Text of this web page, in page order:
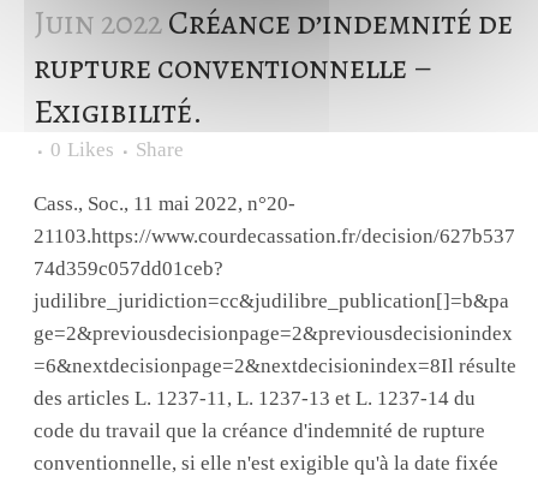
Juin 2022Créance d’indemnité de
rupture conventionnelle –
Exigibilité.
0 Likes Share
Cass., Soc., 11 mai 2022, n°20-
21103.https://www.courdecassation.fr/decision/627b537
74d359c057dd01ceb?
judilibre_juridiction=cc&judilibre_publication[]=b&pa
ge=2&previousdecisionpage=2&previousdecisionindex
=6&nextdecisionpage=2&nextdecisionindex=8Il résulte
des articles L. 1237-11, L. 1237-13 et L. 1237-14 du
code du travail que la créance d'indemnité de rupture
conventionnelle, si elle n'est exigible qu'à la date fixée